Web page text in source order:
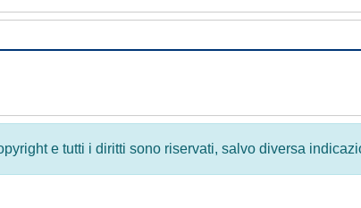
e tutti i diritti sono riservati, salvo diversa